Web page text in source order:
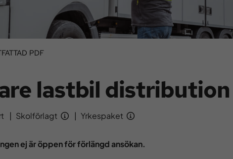
PDF
lastbil distribution
| Skolförlagt | Yrkespaket
ej är öppen för förlängd ansökan.